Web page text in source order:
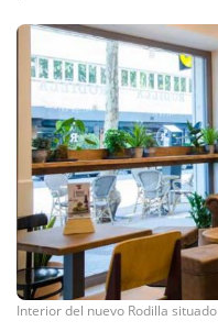
Interior del nuevo Rodilla